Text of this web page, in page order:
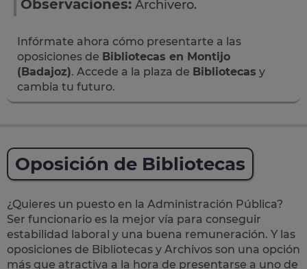
Observaciones: Archivero.
Infórmate ahora cómo presentarte a las
oposiciones de Bibliotecas en Montijo
(Badajoz). Accede a la plaza de Bibliotecas y
cambia tu futuro.
Oposición de Bibliotecas
¿Quieres un puesto en la Administración Pública?
Ser funcionario es la mejor vía para conseguir
estabilidad laboral y una buena remuneración. Y las
oposiciones de Bibliotecas y Archivos son una opción
más que atractiva a la hora de presentarse a uno de